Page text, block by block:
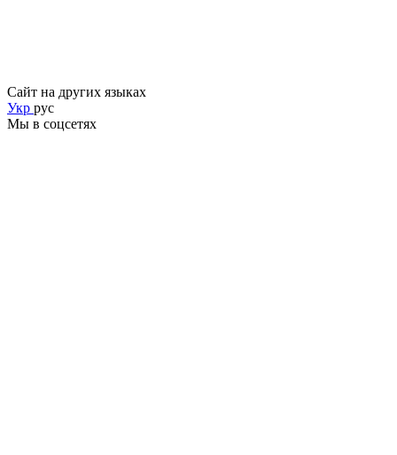
Сайт на других языках
Укр рус
Мы в соцсетях